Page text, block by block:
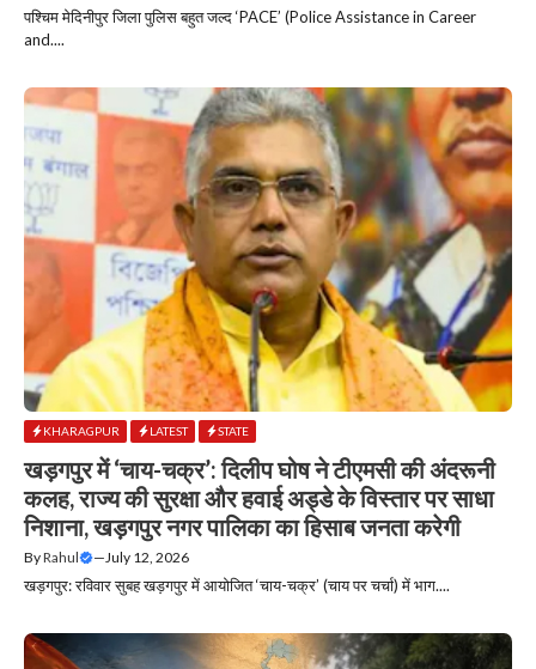
पश्चिम मेदिनीपुर जिला पुलिस बहुत जल्द ‘PACE’ (Police Assistance in Career
and....
KHARAGPUR LATEST STATE
खड़गपुर में ‘चाय-चक्र’: दिलीप घोष ने टीएमसी की अंदरूनी
कलह, राज्य की सुरक्षा और हवाई अड्डे के विस्तार पर साधा
निशाना, खड़गपुर नगर पालिका का हिसाब जनता करेगी
ByRahul —July 12, 2026
खड़गपुर: रविवार सुबह खड़गपुर में आयोजित ‘चाय-चक्र’ (चाय पर चर्चा) में भाग....